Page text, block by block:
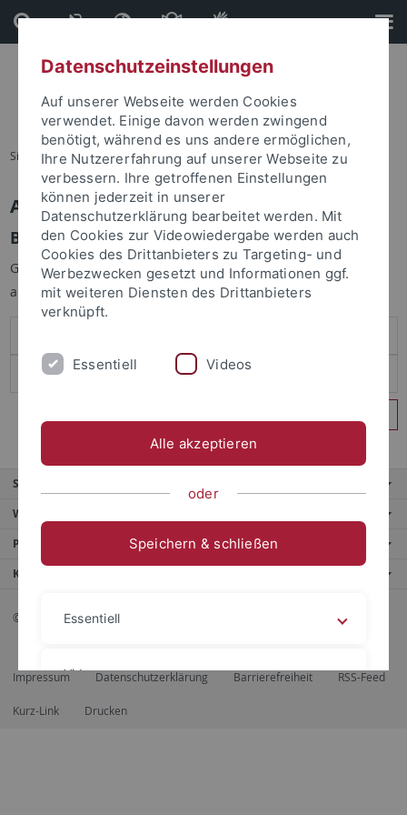
Direkt
zum
Inhalt
Direkt
zur
Fußleiste
Sie sind hier: Startseite
Anmelden
Benutzeranmeldung
Geben Sie Ihren Benutzernamen und Ihr Passwort an um sich
anzumelden:
Service
Weitere Angebote
Portale
Kontaktinfo
© 2026 Eberhard Karls Universität Tübingen, Tübingen
Impressum Datenschutzerklärung Barrierefreiheit RSS-Feed
Kurz-Link Drucken
Datenschutzeinstellungen
Auf unserer Webseite werden Cookies
verwendet. Einige davon werden zwingend
benötigt, während es uns andere ermöglichen,
Ihre Nutzererfahrung auf unserer Webseite zu
verbessern. Ihre getroffenen Einstellungen
können jederzeit in unserer
Datenschutzerklärung bearbeitet werden. Mit
den Cookies zur Videowiedergabe werden auch
Cookies des Drittanbieters zu Targeting- und
Werbezwecken gesetzt und Informationen ggf.
mit weiteren Diensten des Drittanbieters
verknüpft.
Essentiell Videos
Alle akzeptieren
oder
Speichern & schließen
Essentiell
Videos